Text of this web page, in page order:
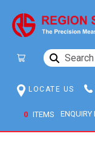
SEARCH
LOCATE US
0 ITEMS